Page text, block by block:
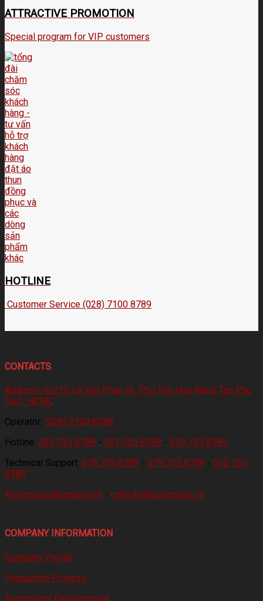
ATTRACTIVE PROMOTION
Special program for VIP customers
HOTLINE
Customer Service (028) 7100 8789
CONTACTS
Address: 60/22 Le Van Phan st., Phu Tho Hoa Ward, Tan Phu
Dist., HCMC
Operator: (028) 7100 8789
Hotline: 033 735 8789 - 037 735 8789 - 039 735 8789
Technical Support: 078 735 8789 - 079 735 8789 - 032 735
8789
AoDongLuc@gmail.com - cskh-kd@aodongluc.vn
COMPANY INFORMATION
Company Profile
Production Process
Technology Development